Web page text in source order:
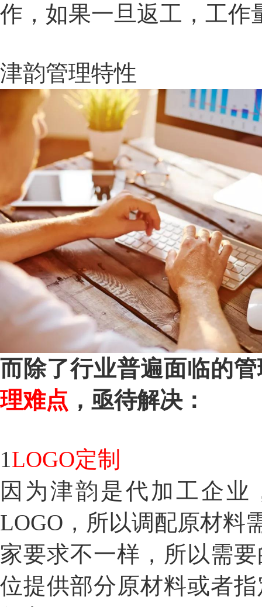
作，如果一旦返工，工作
津韵管理特性
而除了行业普遍面临的
理难点 ，亟待解决：
1 LOGO定制
因为津韵是代加工企
LOGO，所以调配原材料
家要求不一样，所以需
位提供部分原材料或者